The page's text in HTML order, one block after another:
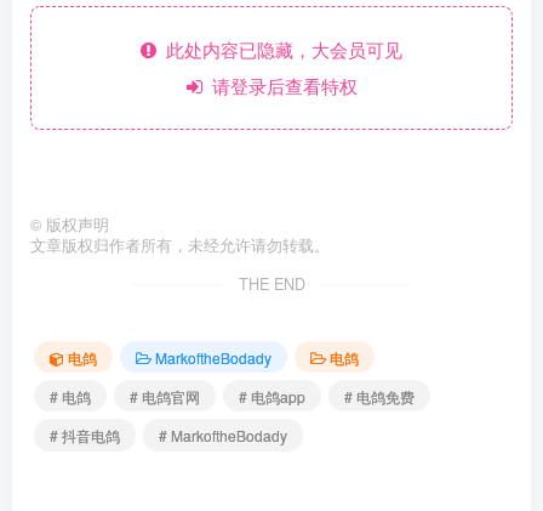
此处内容已隐藏，大会员可见
请登录后查看特权
© 版权声明
文章版权归作者所有，未经允许请勿转载。
THE END
电鸽 MarkoftheBodady
电鸽
# 电鸽
# 电鸽官网 # 电鸽app
# 电鸽免费
# 抖音电鸽
# MarkoftheBodady